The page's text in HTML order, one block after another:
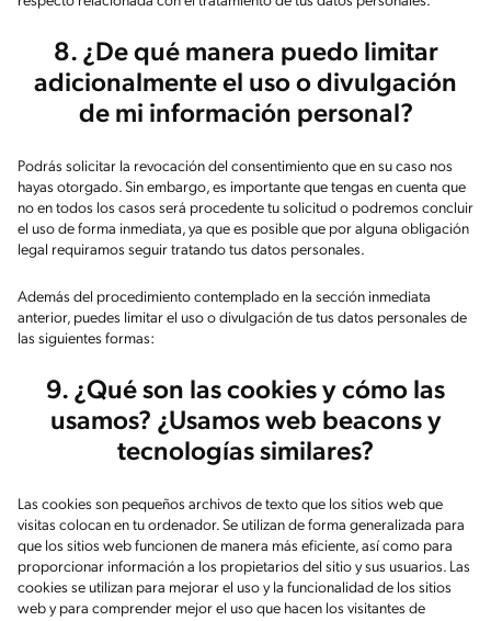
8. ¿De qué manera puedo limitar
adicionalmente el uso o divulgación
de mi información personal?
Podrás solicitar la revocación del consentimiento que en su caso nos
hayas otorgado. Sin embargo, es importante que tengas en cuenta que
no en todos los casos será procedente tu solicitud o podremos concluir
el uso de forma inmediata, ya que es posible que por alguna obligación
legal requiramos seguir tratando tus datos personales.
Además del procedimiento contemplado en la sección inmediata
anterior, puedes limitar el uso o divulgación de tus datos personales de
las siguientes formas:
9. ¿Qué son las cookies y cómo las
usamos? ¿Usamos web beacons y
tecnologías similares?
Las cookies son pequeños archivos de texto que los sitios web que
visitas colocan en tu ordenador. Se utilizan de forma generalizada para
que los sitios web funcionen de manera más eficiente, así como para
proporcionar información a los propietarios del sitio y sus usuarios. Las
cookies se utilizan para mejorar el uso y la funcionalidad de los sitios
web y para comprender mejor el uso que hacen los visitantes de